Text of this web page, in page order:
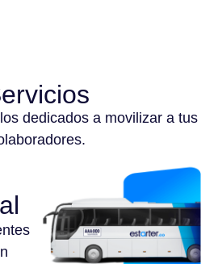
dedicados a movilizar a tus